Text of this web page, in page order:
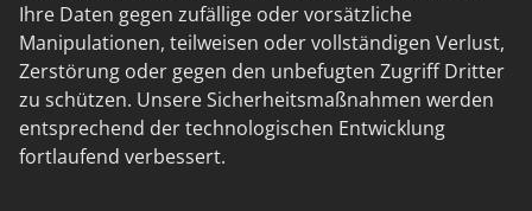
Ihre Daten gegen zufällige oder vorsätzliche
Manipulationen, teilweisen oder vollständigen Verlust,
Zerstörung oder gegen den unbefugten Zugriff Dritter
zu schützen. Unsere Sicherheitsmaßnahmen werden
entsprechend der technologischen Entwicklung
fortlaufend verbessert.